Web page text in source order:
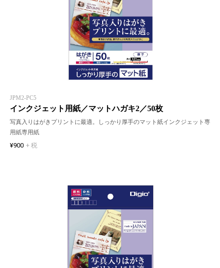
JPM2-PC5
インクジェット用紙／マットハガキ2／50枚
写真入りはがきプリントに最適。しっかり厚手のマット紙インクジェット専
用紙専用紙
¥900 + 税